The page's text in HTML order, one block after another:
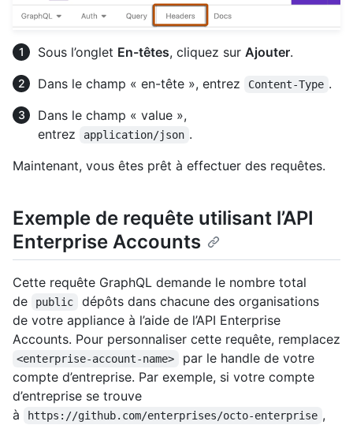
Sous l’onglet En-têtes, cliquez sur Ajouter.
Dans le champ « en-tête », entrez
Content-Type .
Dans le champ « value »,
entrez
application/json .
Maintenant, vous êtes prêt à effectuer des requêtes.
Exemple de requête utilisant l’API
Enterprise Accounts
Cette requête GraphQL demande le nombre total
de
public
dépôts dans chacune des organisations
de votre appliance à l’aide de l’API Enterprise
Accounts. Pour personnaliser cette requête, remplacez
<enterprise-account-name>
par le handle de votre
compte d’entreprise. Par exemple, si votre compte
d’entreprise se trouve
à
https://github.com/enterprises/octo-enterprise ,